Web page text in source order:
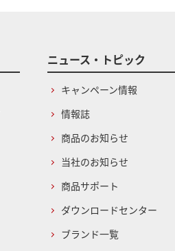
ニュース・トピック
キャンペーン情報
情報誌
商品のお知らせ
当社のお知らせ
商品サポート
ダウンロードセンター
ブランド一覧